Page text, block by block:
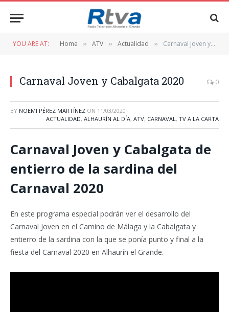
YOU ARE AT: Home » ATV » Actualidad » Carnaval Joven y Cabalgata 2020
Carnaval Joven y Cabalgata 2020 0
BY NOEMI PÉREZ MARTÍNEZ ON 11/03/2020
ACTUALIDAD, ALHAURÍN AL DÍA, ATV, CARNAVAL, TV A LA CARTA
Carnaval Joven y Cabalgata de
entierro de la sardina del
Carnaval 2020
En este programa especial podrán ver el desarrollo del
Carnaval Joven en el Camino de Málaga y la Cabalgata y
entierro de la sardina con la que se ponía punto y final a la
fiesta del Carnaval 2020 en Alhaurín el Grande.